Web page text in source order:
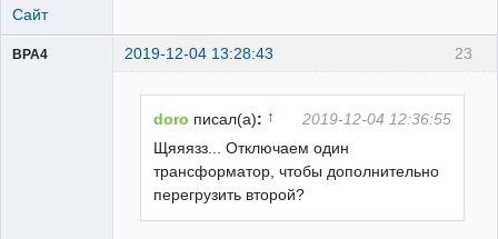
Сайт
23
BPA4 2019-12-04 13:28:43
doro писал(а): ↑
2019-12-04 12:36:55
Щяяязз... Отключаем один
трансформатор, чтобы дополнительно
перегрузить второй?